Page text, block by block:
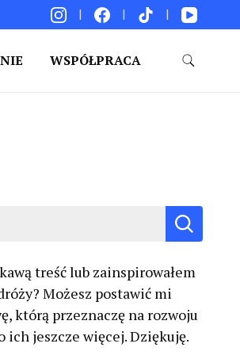
WSPÓŁPRACA
treść lub zainspirowałem
Możesz postawić mi
którą przeznaczę na rozwoju
ich jeszcze więcej. Dziękuję.